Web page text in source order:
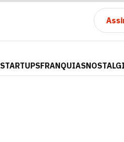
STARTUPSFRANQUIAS